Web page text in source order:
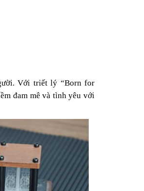
Với triết lý “Born for
đam mê và tình yêu với